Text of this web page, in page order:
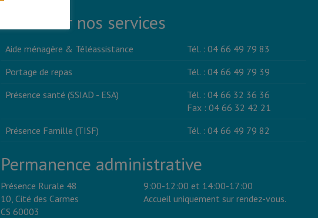
Contacter nos services
Aide ménagère & Téléassistance
Tél. : 04 66 49 79 83
Portage de repas
Tél. : 04 66 49 79 39
Présence santé (SSIAD - ESA)
Tél. : 04 66 32 36 36
Fax : 04 66 32 42 21
Présence Famille (TISF)
Tél. : 04 66 49 79 82
Permanence administrative
Présence Rurale 48
10, Cité des Carmes
CS 60003
9:00-12:00 et 14:00-17:00
Accueil uniquement sur rendez-vous.